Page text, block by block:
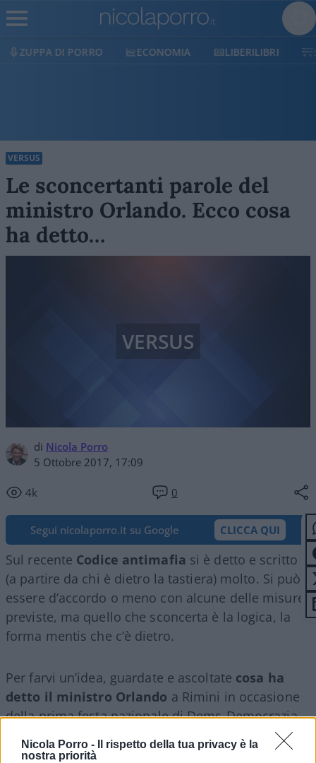
Nicola Porro -
Il rispetto della tua privacy è la
nostra priorità
ECONOMIA LIBERILIBRI SHOP SOSTIENICI
VERSUS
Le sconcertanti parole del
ministro Orlando. Ecco cosa
ha detto…
di Nicola Porro
5 Ottobre 2017, 17:09
4k 0
VERSUS
Segui nicolaporro.it su Google CLICCA QUI
Sul recente Codice antimafia si è detto e scritto
(a partire da chi è dietro la tastiera) molto. Si può
essere d’accordo o meno con alcune delle misure
previste, ma quello che sconcerta è la logica, la
forma mentis che c’è dietro.
Per farvi un’idea, guardate e ascoltate cosa ha
detto il ministro Orlando a Rimini in occasione
della prima festa nazionale di Dems-Democrazia,
Europa e Società. Non so a voi, ma a me è venuto
un brivido lungo la schiena.